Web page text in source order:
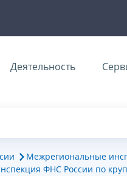
Деятельность
Межрегиональные
ФНС России по